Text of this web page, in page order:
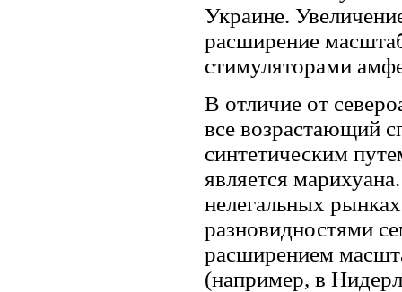
Украине.
расширение
стимуляторами
В отличие от
все возрастающий
синтетическим
является
нелегальных
разновидностями
расширением
(например, в